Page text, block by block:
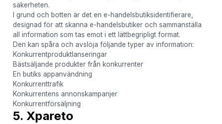
säkerheten.
I grund och botten är det en e-handelsbutiksidentifierare,
designad för att skanna e-handelsbutiker och sammanställa
all information som tas emot i ett lättbegripligt format.
Den kan spåra och avslöja följande typer av information:
Konkurrentproduktlanseringar
Bästsäljande produkter från konkurrenter
En butiks appanvändning
Konkurrenttrafik
Konkurrentens annonskampanjer
Konkurrentförsäljning
5. Xpareto